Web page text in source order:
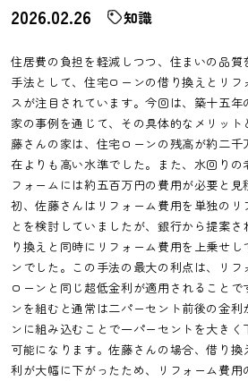
2026.02.26 知識
住居費の負担を軽減しつつ、住まいの品質
手法として、住宅ローンの借り換えとリ
スが注目されています。今回は、築十五
家の事例を通じて、その具体的なメリッ
藤さんの家は、住宅ローンの残高が約二
在よりも高い水準でした。また、水回りの
フォームには約五百万円の費用が必要と
初、佐藤さんはリフォーム費用を単独のリ
とを検討していましたが、銀行から提案
り換えと同時にリフォーム費用を上乗せ
ンでした。この手法の最大の利点は、リ
ローンと同じ超低金利が適用されること
ンを組むと通常は二パーセント前後の金
ンに組み込むことで一パーセントを大き
可能になります。佐藤さんの場合、借り
利が大幅に下がったため、リフォーム費用